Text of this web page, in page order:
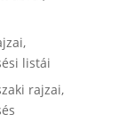
listái
rajzai,